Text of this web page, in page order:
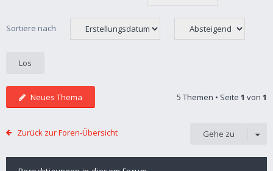
Sortiere nach
Neues Thema 5 Themen • Seite 1 von 1
Zurück zur Foren-Übersicht Gehe zu